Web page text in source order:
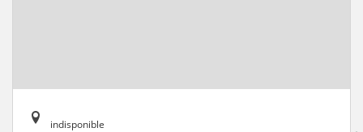
indisponible